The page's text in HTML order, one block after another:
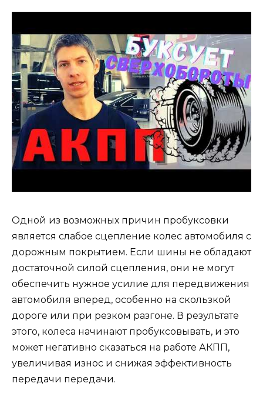
Одной из возможных причин пробуксовки
является слабое сцепление колес автомобиля с
дорожным покрытием. Если шины не обладают
достаточной силой сцепления, они не могут
обеспечить нужное усилие для передвижения
автомобиля вперед, особенно на скользкой
дороге или при резком разгоне. В результате
этого, колеса начинают пробуксовывать, и это
может негативно сказаться на работе АКПП,
увеличивая износ и снижая эффективность
передачи передачи.